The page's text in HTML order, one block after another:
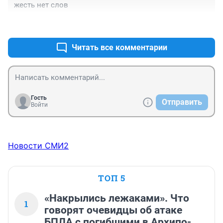
жесть нет слов
Читать все комментарии
Гость
Войти
Отправить
Новости СМИ2
ТОП 5
1
«Накрылись лежаками». Что
говорят очевидцы об атаке